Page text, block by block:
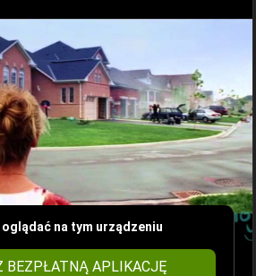
oglądać na tym urządzeniu
BEZPŁATNĄ APLIKACJĘ